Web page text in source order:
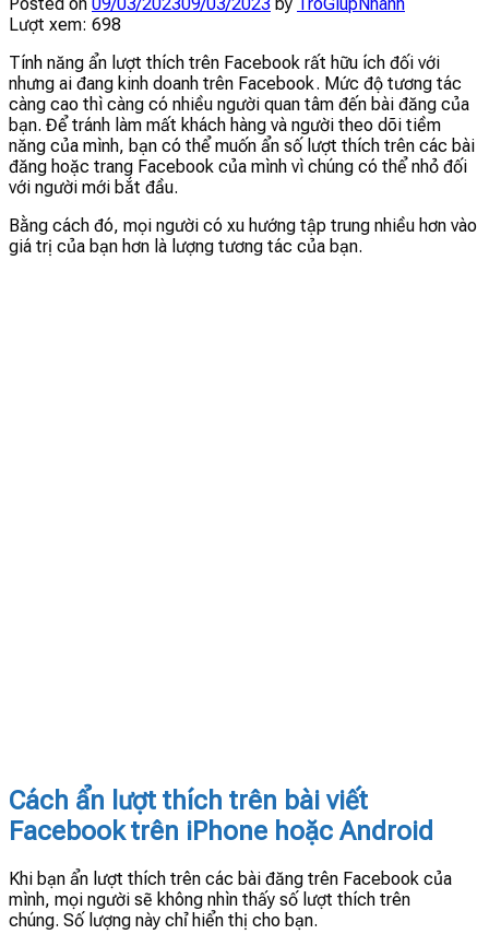
Lượt xem: 698
Tính năng ẩn lượt thích trên Facebook rất hữu ích đối với
nhưng ai đang kinh doanh trên Facebook. Mức độ tương tác
càng cao thì càng có nhiều người quan tâm đến bài đăng của
bạn. Để tránh làm mất khách hàng và người theo dõi tiềm
năng của mình, bạn có thể muốn ẩn số lượt thích trên các bài
đăng hoặc trang Facebook của mình vì chúng có thể nhỏ đối
với người mới bắt đầu.
Bằng cách đó, mọi người có xu hướng tập trung nhiều hơn vào
giá trị của bạn hơn là lượng tương tác của bạn.
Cách ẩn lượt thích trên bài viết
Facebook trên iPhone hoặc Android
Khi bạn ẩn lượt thích trên các bài đăng trên Facebook của
mình, mọi người sẽ không nhìn thấy số lượt thích trên
chúng. Số lượng này chỉ hiển thị cho bạn.